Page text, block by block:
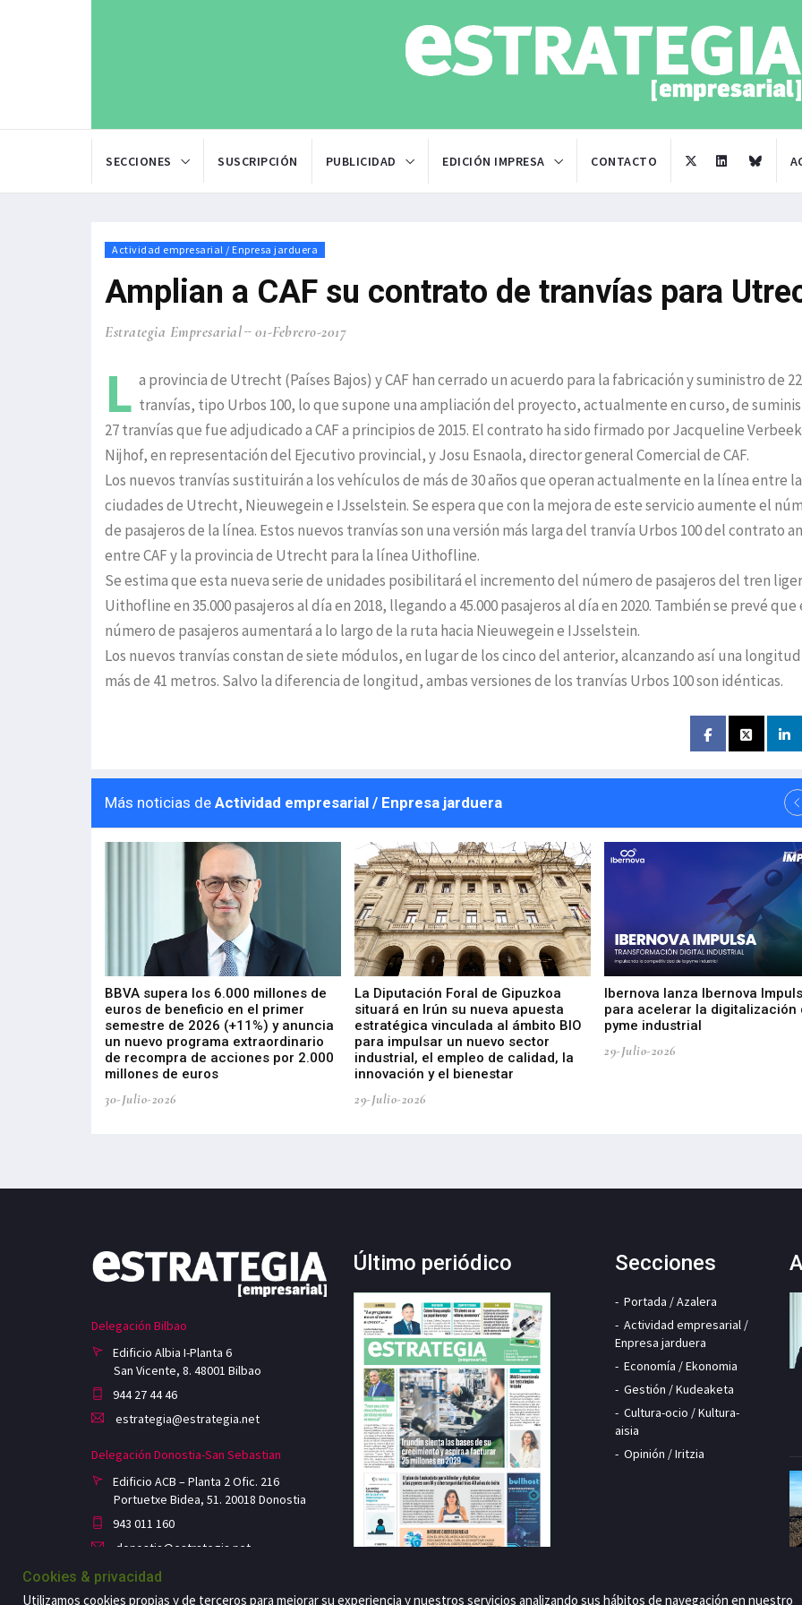
SECCIONES SUSCRIPCIÓN PUBLICIDAD EDICIÓN IMPRESA CONTACTO
Actividad empresarial / Enpresa jarduera
Amplian a CAF su contrato de tranvías para
Estrategia Empresarial 01-Febrero-2017
L a provincia de Utrecht (Países Bajos) y CAF han cerrado un acuerdo para la fabricación y suministro de 22
tranvías, tipo Urbos 100, lo que supone una ampliación del proyecto, actualmente en curso, de
27 tranvías que fue adjudicado a CAF a principios de 2015. El contrato ha sido firmado por Jacqueline
Nijhof, en representación del Ejecutivo provincial, y Josu Esnaola, director general Comercial de CAF.
Los nuevos tranvías sustituirán a los vehículos de más de 30 años que operan actualmente en la línea entre
ciudades de Utrecht, Nieuwegein e IJsselstein. Se espera que con la mejora de este servicio aumente el
de pasajeros de la línea. Estos nuevos tranvías son una versión más larga del tranvía Urbos 100 del contrato
entre CAF y la provincia de Utrecht para la línea Uithofline.
Se estima que esta nueva serie de unidades posibilitará el incremento del número de pasajeros del tren
Uithofline en 35.000 pasajeros al día en 2018, llegando a 45.000 pasajeros al día en 2020. También se prevé que
número de pasajeros aumentará a lo largo de la ruta hacia Nieuwegein e IJsselstein.
Los nuevos tranvías constan de siete módulos, en lugar de los cinco del anterior, alcanzando así una
más de 41 metros. Salvo la diferencia de longitud, ambas versiones de los tranvías Urbos 100 son idénticas.
Más noticias de Actividad empresarial / Enpresa jarduera
BBVA supera los 6.000 millones de
euros de beneficio en el primer
semestre de 2026 (+11%) y anuncia
un nuevo programa extraordinario
de recompra de acciones por 2.000
millones de euros
30-Julio-2026
La Diputación Foral de Gipuzkoa
situará en Irún su nueva apuesta
estratégica vinculada al ámbito BIO
para impulsar un nuevo sector
industrial, el empleo de calidad, la
innovación y el bienestar
29-Julio-2026
Ibernova lanza Ibernova
para acelerar la digitalización
pyme industrial
29-Julio-2026
Delegación Bilbao
Edificio Albia I-Planta 6
San Vicente, 8. 48001 Bilbao
944 27 44 46
estrategia@estrategia.net
Delegación Donostia-San Sebastian
Edificio ACB – Planta 2 Ofic. 216
Portuetxe Bidea, 51. 20018 Donostia
943 011 160
donostia@estrategia.net
Último periódico Secciones
Portada / Azalera
Actividad empresarial /
Enpresa jarduera
Economía / Ekonomia
Gestión / Kudeaketa
Cultura-ocio / Kultura-
aisia
Opinión / Iritzia
Cookies & privacidad
Utilizamos cookies propias y de terceros para mejorar su experiencia y nuestros servicios analizando sus hábitos de navegación en nuestro